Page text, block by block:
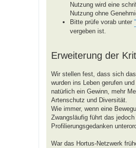
Nutzung wird eine
Nutzung ohne
Bitte prüfe vorab unter
vergeben ist.
Erweiterung der
Wir stellen fest, dass sich
wurden ins Leben gerufen
natürlich ein Gewinn, mehr
Artenschutz und Diversität.
Wie immer, wenn eine
Zwangsläufig führt das
Profilierungsgedanken
War das Hortus-Netzwerk